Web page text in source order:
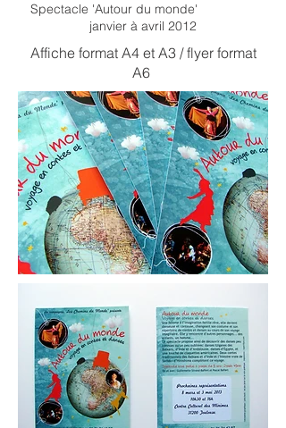
Spectacle 'Autour du monde'
janvier à avril 2012
Affiche format A4 et A3 / flyer format
A6